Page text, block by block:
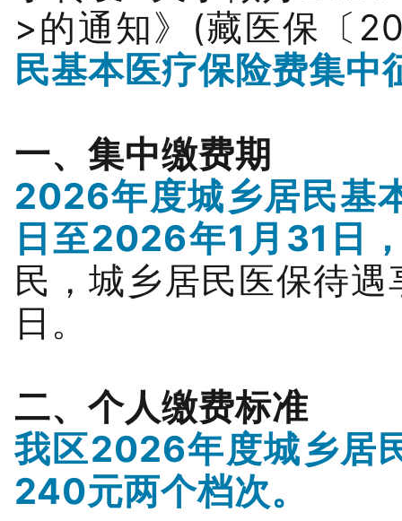
>的通知》(藏医保〔
民基本医疗保险费集中
一、集中缴费期
2026年度城乡居民基
日至2026年1月31日
民，城乡居民医保待遇
日 。
二、个人缴费标准
我区2026年度城乡居
240元两个档次。